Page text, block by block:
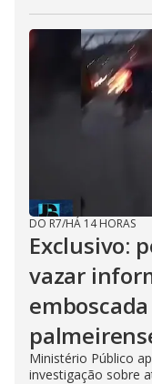
DO R7/HÁ 14 HORAS
Exclusivo:
vazar
Ministério Público
investigação sobre